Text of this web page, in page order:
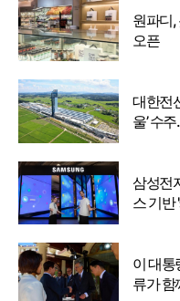
원파디,
오픈
대한전
울’ 수
삼성전
스 기반
이 대통
류가 함